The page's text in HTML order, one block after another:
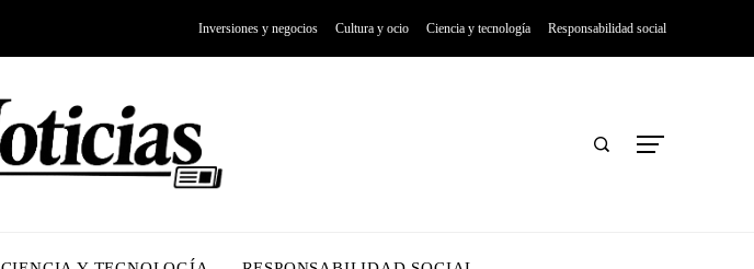
Inversiones y negocios Cultura y ocio Ciencia y tecnología Responsabilidad social